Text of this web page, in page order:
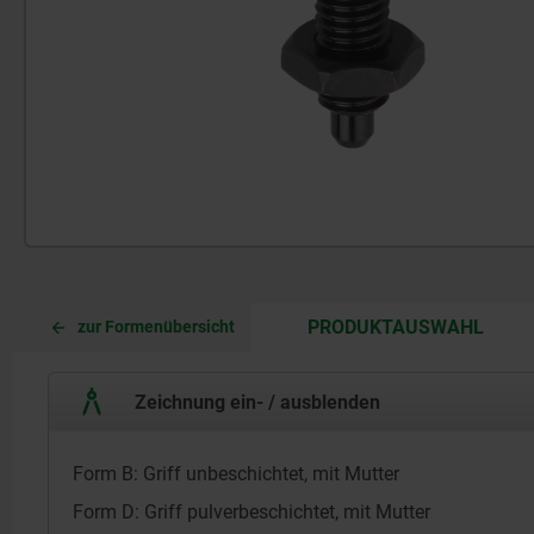
zur Formenübersicht PRODUKTAUSWAHL
Zeichnung ein- / ausblenden
Form B: Griff unbeschichtet, mit Mutter
Form D: Griff pulverbeschichtet, mit Mutter